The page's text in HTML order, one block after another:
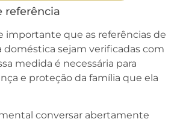
referência
importante que as referências de
sejam verificadas com
medida é necessária para
e proteção da família que ela
conversar abertamente